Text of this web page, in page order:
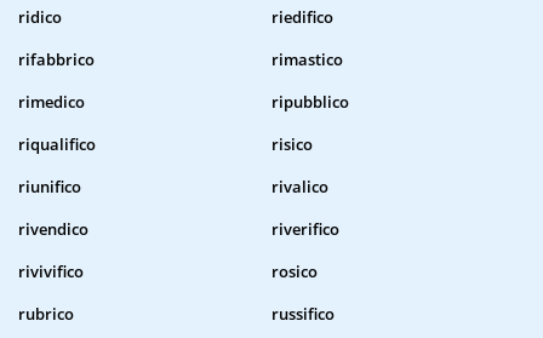
ridico
riedifico
rifabbrico
rimastico
rimedico
ripubblico
riqualifico
risico
riunifico
rivalico
rivendico
riverifico
rivivifico
rosico
rubrico
russifico